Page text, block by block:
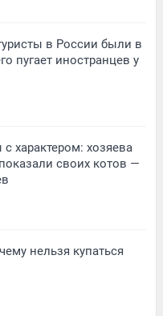
в России были в
пугает иностранцев у
характером: хозяева
своих котов —
нельзя купаться